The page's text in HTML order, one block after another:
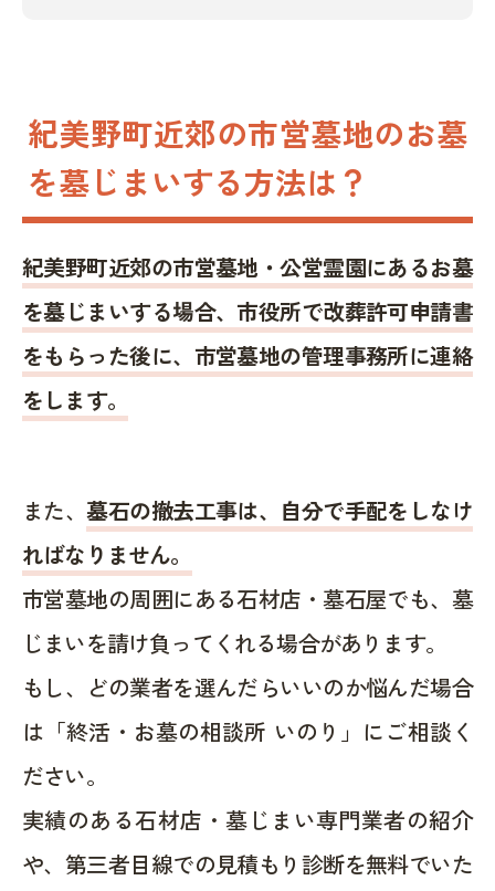
紀美野町近郊の市営墓地のお墓
を墓じまいする方法は？
紀美野町近郊の市営墓地・公営霊園にあるお墓
を墓じまいする場合、市役所で改葬許可申請書
をもらった後に、市営墓地の管理事務所に連絡
をします。
また、墓石の撤去工事は、自分で手配をしなけ
ればなりません。
市営墓地の周囲にある石材店・墓石屋でも、墓
じまいを請け負ってくれる場合があります。
もし、どの業者を選んだらいいのか悩んだ場合
は「終活・お墓の相談所 いのり」にご相談く
ださい。
実績のある石材店・墓じまい専門業者の紹介
や、第三者目線での見積もり診断を無料でいた